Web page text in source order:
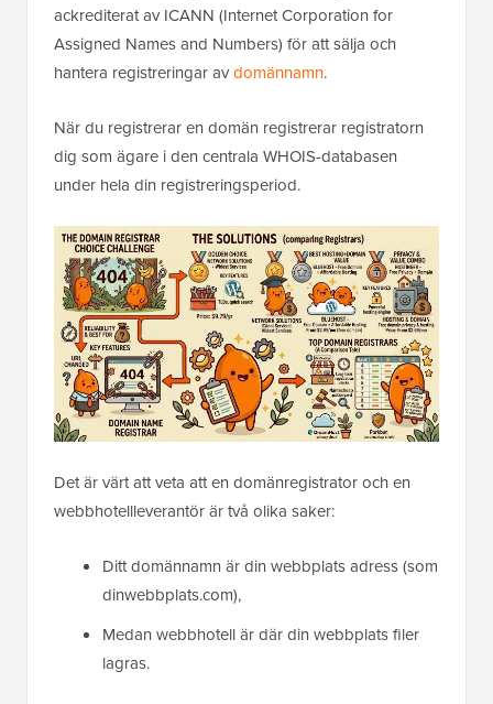
ackrediterat av ICANN (Internet Corporation for
Assigned Names and Numbers) för att sälja och
hantera registreringar avdomännamn.
När du registrerar en domän registrerar registratorn
dig som ägare i den centrala WHOIS-databasen
under hela din registreringsperiod.
Det är värt att veta att en domänregistrator och en
webbhotellleverantör är två olika saker:
Ditt domännamn är din webbplats adress (som
dinwebbplats.com),
Medan webbhotell är där din webbplats filer
lagras.